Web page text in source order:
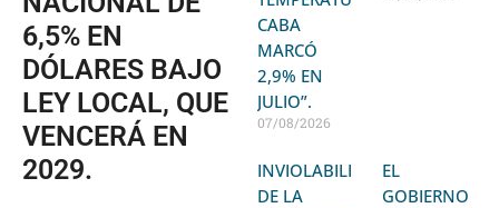
6,5% EN
DÓLARES BAJO
LEY LOCAL, QUE
VENCERÁ EN
2029.
CABA
MARCÓ
2,9% EN
JULIO”.
07/08/2026
INVIOLABILIDAD
DE LA
EL
GOBIERNO